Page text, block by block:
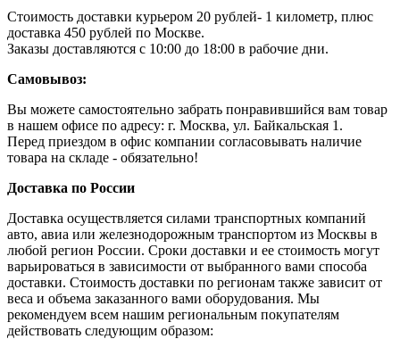
Стоимость доставки курьером 20 рублей- 1 километр, плюс
доставка 450 рублей по Москве.
Заказы доставляются с 10:00 до 18:00 в рабочие дни.
Самовывоз:
Вы можете самостоятельно забрать понравившийся вам товар
в нашем офисе по адресу: г. Москва, ул. Байкальская 1.
Перед приездом в офис компании согласовывать наличие
товара на складе - обязательно!
Доставка по России
Доставка осуществляется силами транспортных компаний
авто, авиа или железнодорожным транспортом из Москвы в
любой регион России. Сроки доставки и ее стоимость могут
варьироваться в зависимости от выбранного вами способа
доставки. Стоимость доставки по регионам также зависит от
веса и объема заказанного вами оборудования. Мы
рекомендуем всем нашим региональным покупателям
действовать следующим образом: